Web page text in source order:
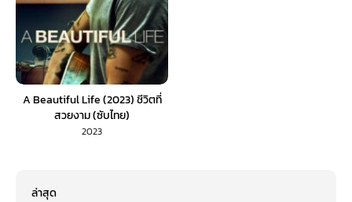
A Beautiful Life (2023) ชีวิตที่
สวยงาม (ซับไทย)
2023
ล่าสุด